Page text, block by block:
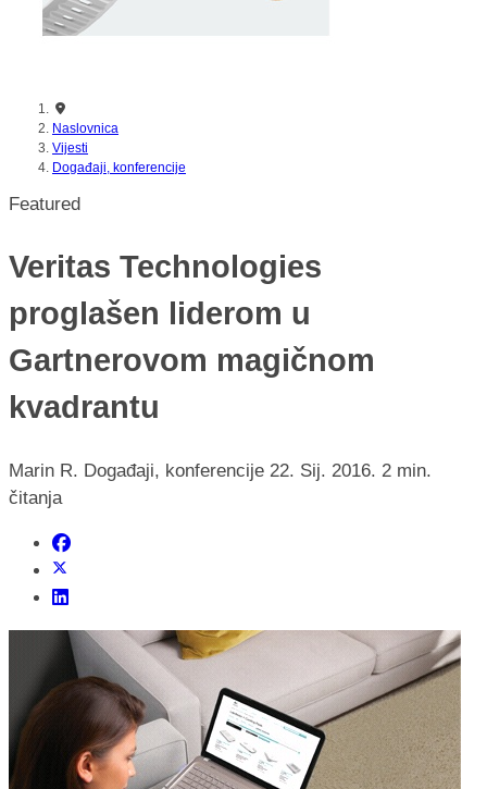
Naslovnica
Vijesti
Događaji, konferencije
Featured
Veritas Technologies
proglašen liderom u
Gartnerovom magičnom
kvadrantu
Marin R. Događaji, konferencije 22. Sij. 2016. 2 min.
čitanja